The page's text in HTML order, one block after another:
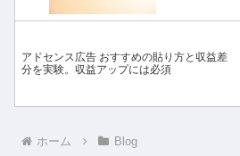
アドセンス広告 おすすめの貼り方と収益差
分を実験。収益アップには必須
ホーム Blog